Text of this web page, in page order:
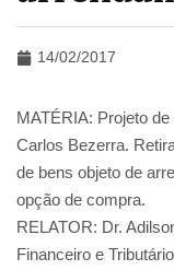
14/02/2017
MATÉRIA: Projeto de
Carlos Bezerra.
de bens objeto de
opção de compra.
RELATOR: Dr.
Financeiro e